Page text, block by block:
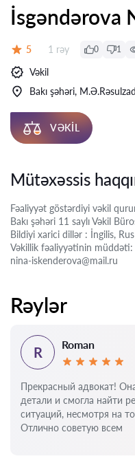
İsgəndərova
5 Rəylər:
1 rəy 0 1
Vəkil
Bakı şəhəri,
VƏKIL
Mütəxəssis
Fəaliyyət göstərdiyi vəkil
Bakı şəhəri 11 saylı Vəkil
Bildiyi xarici dillər : İngilis, Rus
Vəkillik fəaliyyətinin
nina-iskenderova@mail.ru
Rəylər
R Roman
Прекрасный адвокат!
детали и смогла найти
ситуаций, несмотря на
Отлично советую всем